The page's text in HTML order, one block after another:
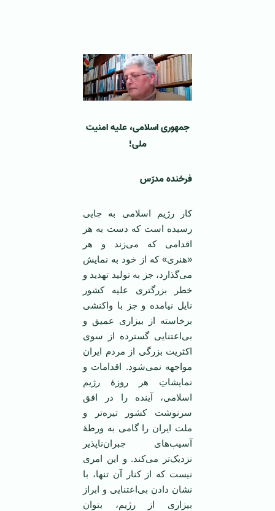
جمهوری اسلامی، علیه امنیت
ملی!
فرخنده مدرّس
کار رژیم اسلامی به جایی
رسیده است که دست به هر
اقدامی که می‌زند و هر
«هنری» که از خود به نمایش
می‌گذارد، جز به تولید تهدید و
خطر بزرگتری علیه کشور
نایل نیامده و جز با واکنشی
برخاسته از بیزاری عمیق‌ و
بی‌اعتنایی گسترده‌ از سوی
اکثریت بزرگی از مردم ایران
مواجهه نمی‌شود. اقدامات و
نمایشاتِ هر روزۀ رژیم
اسلامی، آینده را در افق
سرنوشت کشور تیره‌تر و
ملت ایران را گامی به ورطۀ
آسیب‌های جبران‌ناپذیر
نزدیک‌تر می‌کند. و این امری‌
نیست که از کنار آن تنها، با
نشان دادن بی‌اعتنایی و ابراز
بیزاری از رژیم، بتوان